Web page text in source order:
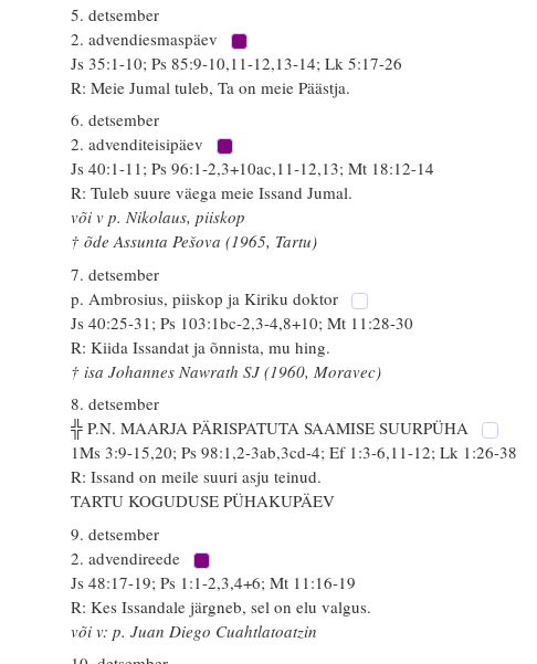
5. detsember
2. advendiesmaspäev
Js 35:1-10; Ps 85:9-10,11-12,13-14; Lk 5:17-26
R: Meie Jumal tuleb, Ta on meie Päästja.
6. detsember
2. advenditeisipäev
Js 40:1-11; Ps 96:1-2,3+10ac,11-12,13; Mt 18:12-14
R: Tuleb suure väega meie Issand Jumal.
või v p. Nikolaus, piiskop
† õde Assunta Pešova (1965, Tartu)
7. detsember
p. Ambrosius, piiskop ja Kiriku doktor
Js 40:25-31; Ps 103:1bc-2,3-4,8+10; Mt 11:28-30
R: Kiida Issandat ja õnnista, mu hing.
† isa Johannes Nawrath SJ (1960, Moravec)
8. detsember
╬ P.N. MAARJA PÄRISPATUTA SAAMISE SUURPÜHA
1Ms 3:9-15,20; Ps 98:1,2-3ab,3cd-4; Ef 1:3-6,11-12; Lk 1:26-38
R: Issand on meile suuri asju teinud.
TARTU KOGUDUSE PÜHAKUPÄEV
9. detsember
2. advendireede
Js 48:17-19; Ps 1:1-2,3,4+6; Mt 11:16-19
R: Kes Issandale järgneb, sel on elu valgus.
või v: p. Juan Diego Cuahtlatoatzin